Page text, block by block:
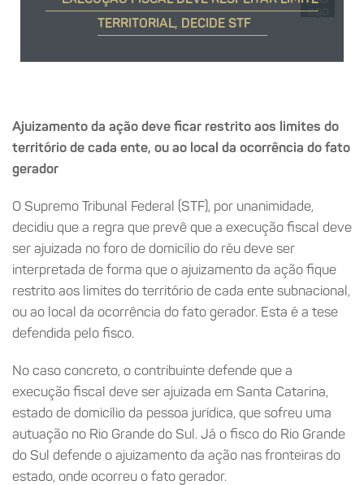
ago
TERRITORIAL, DECIDE STF
Ajuizamento da ação deve ficar restrito aos limites do
território de cada ente, ou ao local da ocorrência do fato
gerador
O Supremo Tribunal Federal (STF), por unanimidade,
decidiu que a regra que prevê que a execução fiscal deve
ser ajuizada no foro de domicílio do réu deve ser
interpretada de forma que o ajuizamento da ação fique
restrito aos limites do território de cada ente subnacional,
ou ao local da ocorrência do fato gerador. Esta é a tese
defendida pelo fisco.
No caso concreto, o contribuinte defende que a
execução fiscal deve ser ajuizada em Santa Catarina,
estado de domicílio da pessoa jurídica, que sofreu uma
autuação no Rio Grande do Sul. Já o fisco do Rio Grande
do Sul defende o ajuizamento da ação nas fronteiras do
estado, onde ocorreu o fato gerador.